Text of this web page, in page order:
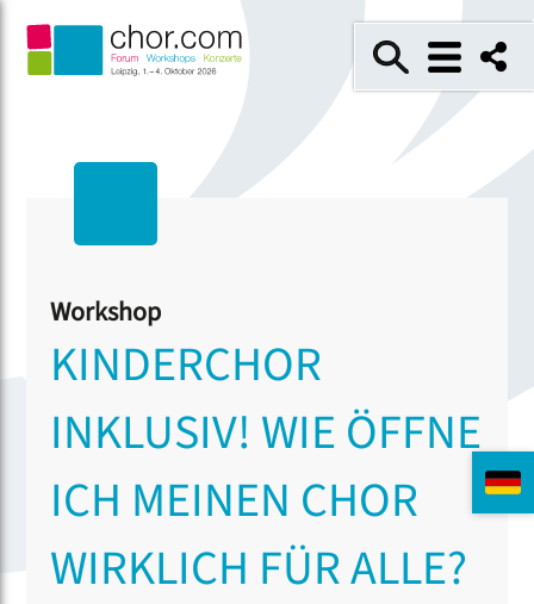
Workshop
KINDERCHOR
INKLUSIV! WIE ÖFFNE
ICH MEINEN CHOR
WIRKLICH FÜR ALLE?